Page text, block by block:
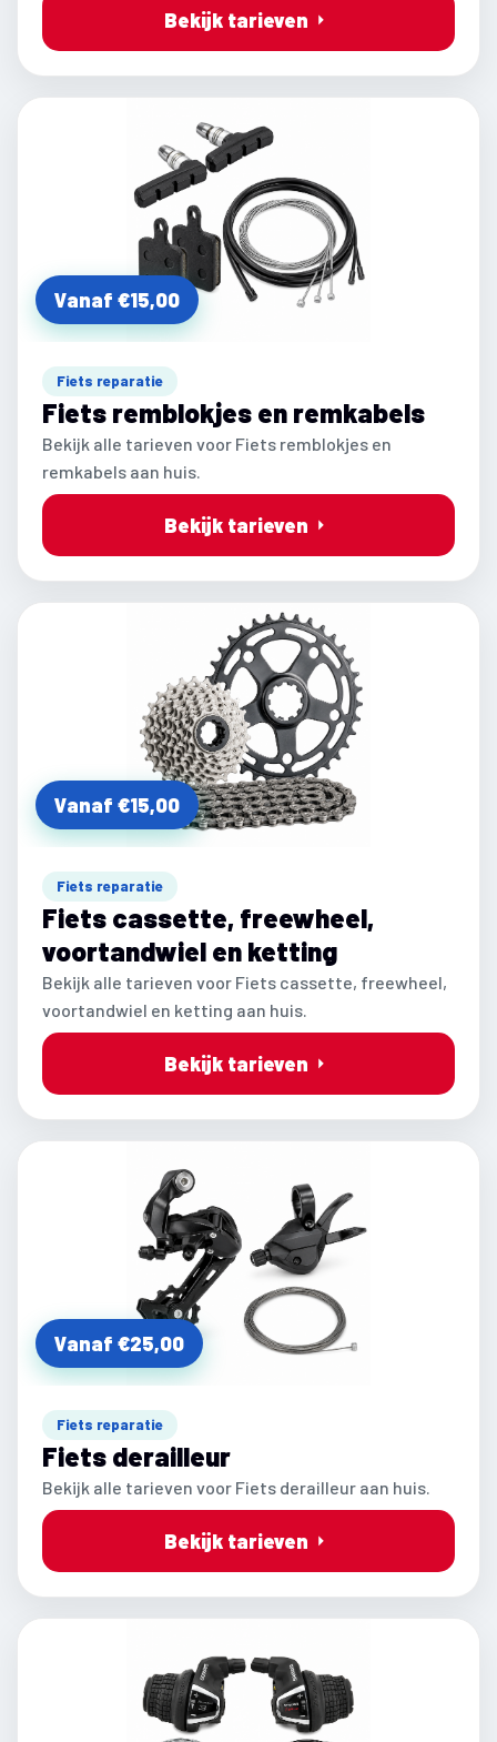
Bekijk tarieven
Vanaf €15,00
Fiets reparatie
Fiets remblokjes en remkabels
Bekijk alle tarieven voor Fiets remblokjes en
remkabels aan huis.
Bekijk tarieven
Vanaf €15,00
Fiets reparatie
Fiets cassette, freewheel,
voortandwiel en ketting
Bekijk alle tarieven voor Fiets cassette, freewheel,
voortandwiel en ketting aan huis.
Bekijk tarieven
Vanaf €25,00
Fiets reparatie
Fiets derailleur
Bekijk alle tarieven voor Fiets derailleur aan huis.
Bekijk tarieven